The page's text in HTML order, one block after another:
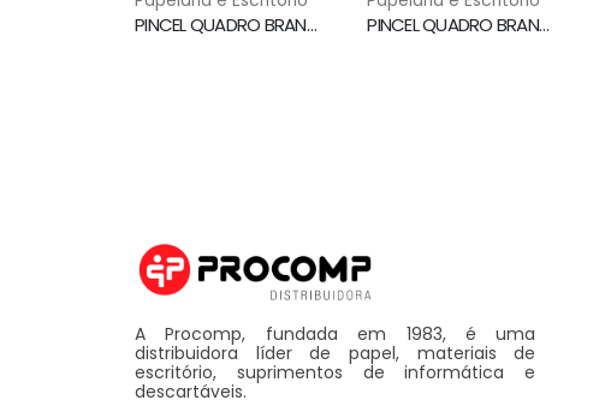
PINCEL QUADRO BRANCO WBMA RECARREGAVEL PRETO PILOT PINCEL QUADRO BRANCO WBMA RECARREGAVEL AZUL PILOT
A Procomp, fundada em 1983, é uma
distribuidora líder de papel, materiais de
escritório, suprimentos de informática e
descartáveis.